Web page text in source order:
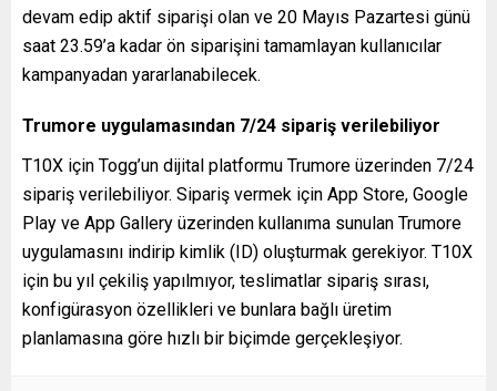
devam edip aktif siparişi olan ve 20 Mayıs Pazartesi günü
saat 23.59’a kadar ön siparişini tamamlayan kullanıcılar
kampanyadan yararlanabilecek.
Trumore uygulamasından 7/24 sipariş verilebiliyor
T10X için Togg’un dijital platformu Trumore üzerinden 7/24
sipariş verilebiliyor. Sipariş vermek için App Store, Google
Play ve App Gallery üzerinden kullanıma sunulan Trumore
uygulamasını indirip kimlik (ID) oluşturmak gerekiyor. T10X
için bu yıl çekiliş yapılmıyor, teslimatlar sipariş sırası,
konfigürasyon özellikleri ve bunlara bağlı üretim
planlamasına göre hızlı bir biçimde gerçekleşiyor.